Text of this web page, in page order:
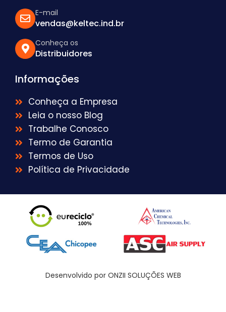
E-mail
vendas@keltec.ind.br
Conheça os
Distribuidores
Informações
Conheça a Empresa
Leia o nosso Blog
Trabalhe Conosco
Termo de Garantia
Termos de Uso
Política de Privacidade
Desenvolvido por ONZII SOLUÇÕES WEB